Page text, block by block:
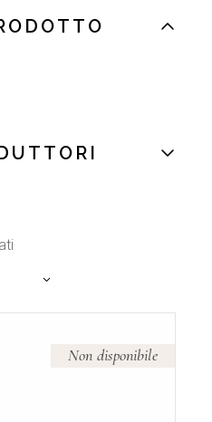
Popolarità
Non disponibile